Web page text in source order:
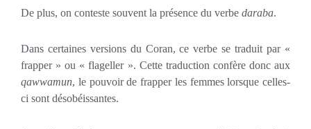
De plus, on conteste souvent la présence du verbe daraba.
Dans certaines versions du Coran, ce verbe se traduit par «
frapper » ou « flageller ». Cette traduction confère donc aux
qawwamun, le pouvoir de frapper les femmes lorsque celles-
ci sont désobéissantes.